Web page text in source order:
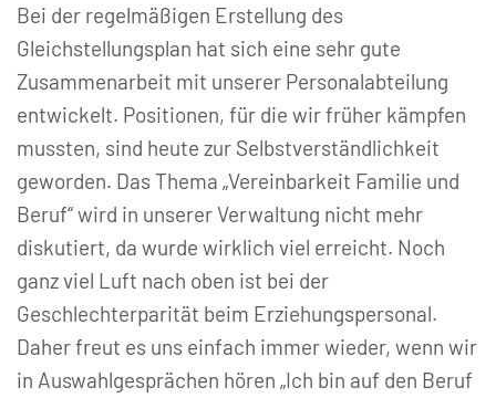
Bei der regelmäßigen Erstellung des
Gleichstellungsplan hat sich eine sehr gute
Zusammenarbeit mit unserer Personalabteilung
entwickelt. Positionen, für die wir früher kämpfen
mussten, sind heute zur Selbstverständlichkeit
geworden. Das Thema „Vereinbarkeit Familie und
Beruf“ wird in unserer Verwaltung nicht mehr
diskutiert, da wurde wirklich viel erreicht. Noch
ganz viel Luft nach oben ist bei der
Geschlechterparität beim Erziehungspersonal.
Daher freut es uns einfach immer wieder, wenn wir
in Auswahlgesprächen hören „Ich bin auf den Beruf